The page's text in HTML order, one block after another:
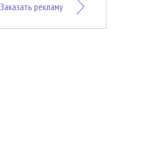
Заказать рекламу